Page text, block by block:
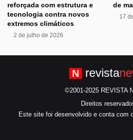
reforçada com estrutura e
tecnologia contra novos
extremos climáticos
2 de julho de 2026
de
17
N revista
©2001-2025 REVISTA
Direitos
Este site foi desenvolvido e conta com